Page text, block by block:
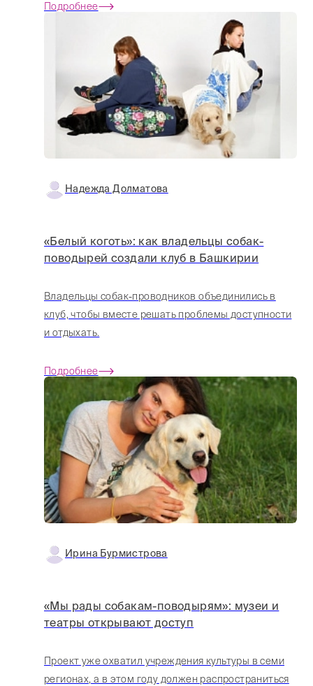
Подробнее
Надежда Долматова
«Белый коготь»: как владельцы собак-
поводырей создали клуб в Башкирии
Владельцы собак-проводников объединились в
клуб, чтобы вместе решать проблемы доступности
и отдыхать.
Подробнее
Ирина Бурмистрова
«Мы рады собакам-поводырям»: музеи и
театры открывают доступ
Проект уже охватил учреждения культуры в семи
регионах, а в этом году должен распространиться